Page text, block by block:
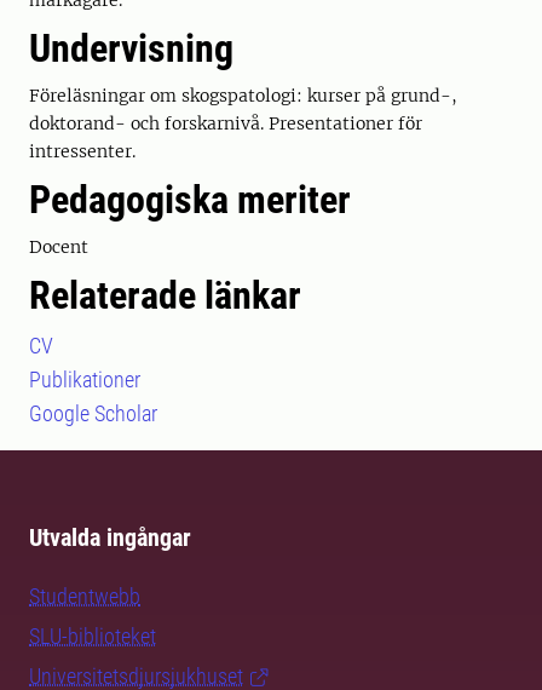
Undervisning
Föreläsningar om skogspatologi: kurser på grund-,
doktorand- och forskarnivå. Presentationer för
intressenter.
Pedagogiska meriter
Docent
Relaterade länkar
CV
Publikationer
Google Scholar
Utvalda ingångar
Studentwebb
SLU-biblioteket
Universitetsdjursjukhuset